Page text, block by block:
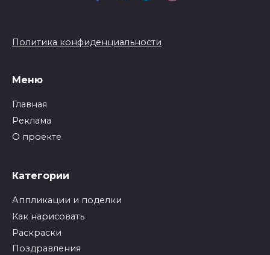
Политика конфиденциальности
Меню
Главная
Реклама
О проекте
Категории
Аппликации и поделки
Как нарисовать
Раскраски
Поздравления